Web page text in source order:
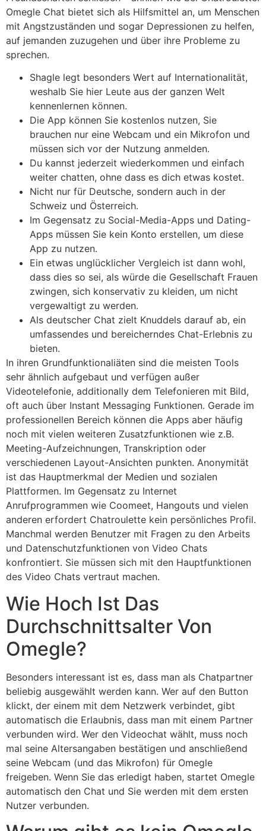
Omegle Chat bietet sich als Hilfsmittel an, um Menschen
mit Angstzuständen und sogar Depressionen zu helfen,
auf jemanden zuzugehen und über ihre Probleme zu
sprechen.
Shagle legt besonders Wert auf Internationalität,
weshalb Sie hier Leute aus der ganzen Welt
kennenlernen können.
Die App können Sie kostenlos nutzen, Sie
brauchen nur eine Webcam und ein Mikrofon und
müssen sich vor der Nutzung anmelden.
Du kannst jederzeit wiederkommen und einfach
weiter chatten, ohne dass es dich etwas kostet.
Nicht nur für Deutsche, sondern auch in der
Schweiz und Österreich.
Im Gegensatz zu Social-Media-Apps und Dating-
Apps müssen Sie kein Konto erstellen, um diese
App zu nutzen.
Ein etwas unglücklicher Vergleich ist dann wohl,
dass dies so sei, als würde die Gesellschaft Frauen
zwingen, sich konservativ zu kleiden, um nicht
vergewaltigt zu werden.
Als deutscher Chat zielt Knuddels darauf ab, ein
umfassendes und bereicherndes Chat-Erlebnis zu
bieten.
In ihren Grundfunktionaliäten sind die meisten Tools
sehr ähnlich aufgebaut und verfügen außer
Videotelefonie, additionally dem Telefonieren mit Bild,
oft auch über Instant Messaging Funktionen. Gerade im
professionellen Bereich können die Apps aber häufig
noch mit vielen weiteren Zusatzfunktionen wie z.B.
Meeting-Aufzeichnungen, Transkription oder
verschiedenen Layout-Ansichten punkten. Anonymität
ist das Hauptmerkmal der Medien und sozialen
Plattformen. Im Gegensatz zu Internet
Anrufprogrammen wie Coomeet, Hangouts und vielen
anderen erfordert Chatroulette kein persönliches Profil.
Manchmal werden Benutzer mit Fragen zu den Arbeits
und Datenschutzfunktionen von Video Chats
konfrontiert. Sie müssen sich mit den Hauptfunktionen
des Video Chats vertraut machen.
Wie Hoch Ist Das
Durchschnittsalter Von
Omegle?
Besonders interessant ist es, dass man als Chatpartner
beliebig ausgewählt werden kann. Wer auf den Button
klickt, der einem mit dem Netzwerk verbindet, gibt
automatisch die Erlaubnis, dass man mit einem Partner
verbunden wird. Wer den Videochat wählt, muss noch
mal seine Altersangaben bestätigen und anschließend
seine Webcam (und das Mikrofon) für Omegle
freigeben. Wenn Sie das erledigt haben, startet Omegle
automatisch den Chat und Sie werden mit dem ersten
Nutzer verbunden.